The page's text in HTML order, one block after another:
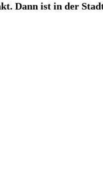
Dann ist in der